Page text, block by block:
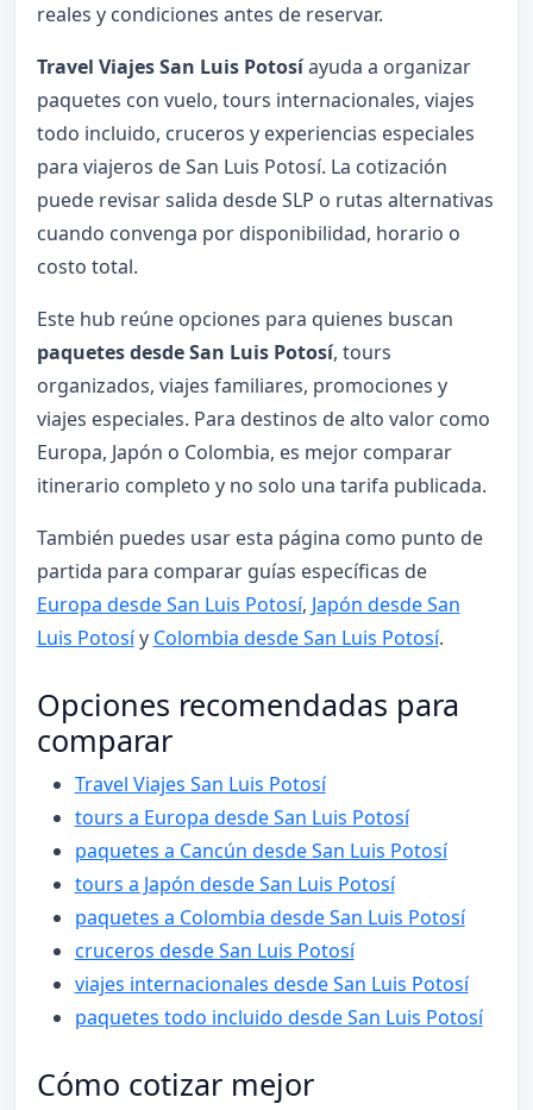
reales y condiciones antes de reservar.
Travel Viajes San Luis Potosíayuda a organizar
paquetes con vuelo, tours internacionales, viajes
todo incluido, cruceros y experiencias especiales
para viajeros de San Luis Potosí. La cotización
puede revisar salida desde SLP o rutas alternativas
cuando convenga por disponibilidad, horario o
costo total.
Este hub reúne opciones para quienes buscan
paquetes desde San Luis Potosí, tours
organizados, viajes familiares, promociones y
viajes especiales. Para destinos de alto valor como
Europa, Japón o Colombia, es mejor comparar
itinerario completo y no solo una tarifa publicada.
También puedes usar esta página como punto de
partida para comparar guías específicas de
Europa desde San Luis Potosí, Japón desde San
Luis Potosíy Colombia desde San Luis Potosí.
Opciones recomendadas para
comparar
Travel Viajes San Luis Potosí
tours a Europa desde San Luis Potosí
paquetes a Cancún desde San Luis Potosí
tours a Japón desde San Luis Potosí
paquetes a Colombia desde San Luis Potosí
cruceros desde San Luis Potosí
viajes internacionales desde San Luis Potosí
paquetes todo incluido desde San Luis Potosí
Cómo cotizar mejor